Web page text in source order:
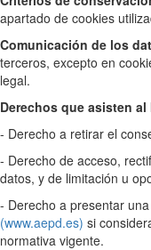
apartado de cookies
Comunicación de los
terceros, excepto en
legal.
Derechos que asisten al
- Derecho a retirar el
- Derecho de acceso,
datos, y de limitación u
- Derecho a presentar
(www.aepd.es) si
normativa vigente.